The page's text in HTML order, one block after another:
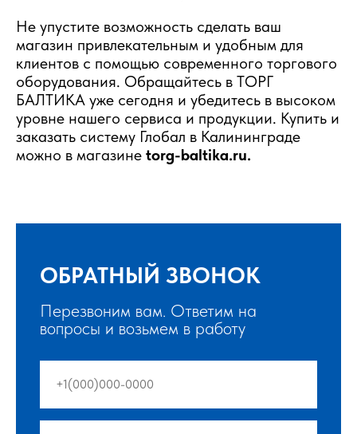
Не упустите возможность сделать ваш
магазин привлекательным и удобным для
клиентов с помощью современного торгового
оборудования. Обращайтесь в ТОРГ
БАЛТИКА уже сегодня и убедитесь в высоком
уровне нашего сервиса и продукции. Купить и
заказать систему Глобал в Калининграде
можно в магазине torg-baltika.ru.
ОБРАТНЫЙ ЗВОНОК
Перезвоним вам. Ответим на
вопросы и возьмем в работу